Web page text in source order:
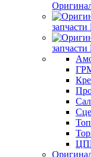
запчасти
запчасти